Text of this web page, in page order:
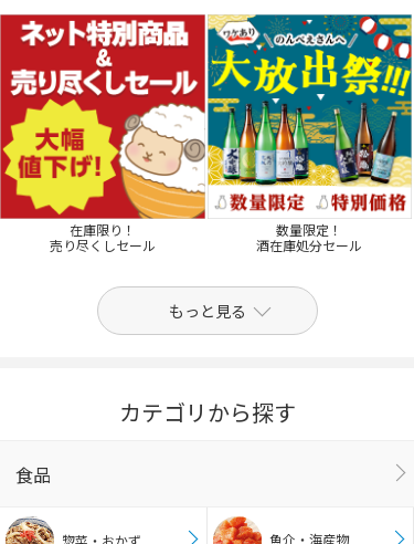
在庫限り！
売り尽くしセール
数量限定！
酒在庫処分セール
もっと見る
カテゴリから探す
食品
魚介・海産物